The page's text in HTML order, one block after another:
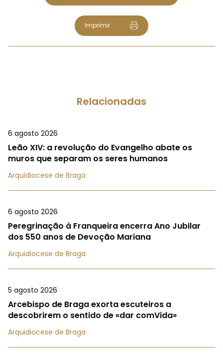
Imprimir
Relacionadas
6 agosto 2026
Leão XIV: a revolução do Evangelho abate os
muros que separam os seres humanos
Arquidiocese de Braga
6 agosto 2026
Peregrinação à Franqueira encerra Ano Jubilar
dos 550 anos de Devoção Mariana
Arquidiocese de Braga
5 agosto 2026
Arcebispo de Braga exorta escuteiros a
descobrirem o sentido de «dar comVida»
Arquidiocese de Braga